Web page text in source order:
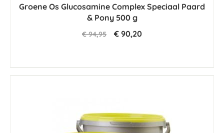
rating
Groene Os Glucosamine Complex Speciaal Paard
& Pony 500 g
€ 94,95 € 90,20